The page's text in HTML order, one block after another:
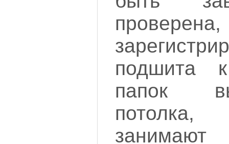
проверена,
подшита
папок